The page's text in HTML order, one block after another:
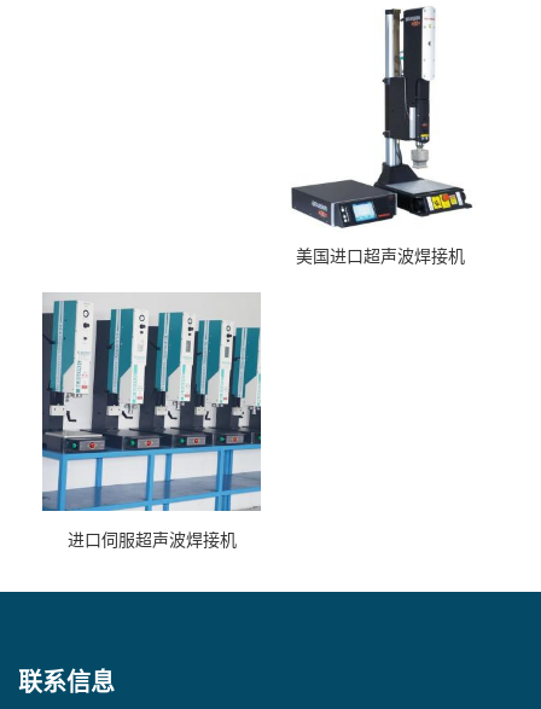
美国进口超声波焊接机
进口伺服超声波焊接机
联系信息